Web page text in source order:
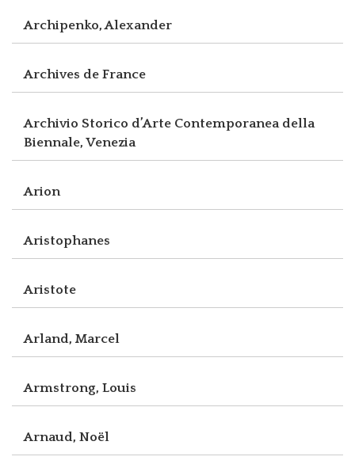
Archipenko, Alexander
Archives de France
Archivio Storico d’Arte Contemporanea della
Biennale, Venezia
Arion
Aristophanes
Aristote
Arland, Marcel
Armstrong, Louis
Arnaud, Noël